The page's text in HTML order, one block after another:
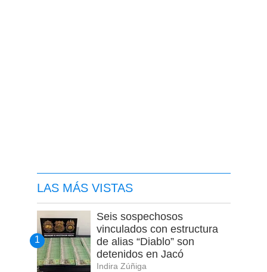
LAS MÁS VISTAS
Seis sospechosos
vinculados con estructura
de alias “Diablo” son
detenidos en Jacó
Indira Zúñiga